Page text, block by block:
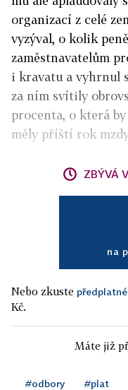
organizací z celé
vyzýval, o kolik
zaměstnavatelům
i kravatu a vyhrnul
za ním svítily
procenta, o která
měly příští rok
ZBÝVÁ
na
Nebo zkuste
Kč.
Máte již
#odbory #plat